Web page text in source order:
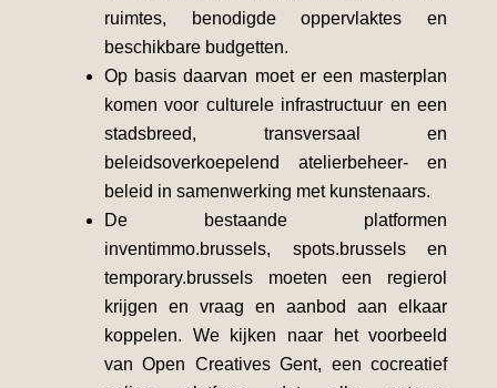
ruimtes, benodigde oppervlaktes en
beschikbare budgetten.
Op basis daarvan moet er een masterplan
komen voor culturele infrastructuur en een
stadsbreed, transversaal en
beleidsoverkoepelend atelierbeheer- en
beleid in samenwerking met kunstenaars.
De bestaande platformen
inventimmo.brussels, spots.brussels en
temporary.brussels moeten een regierol
krijgen en vraag en aanbod aan elkaar
koppelen. We kijken naar het voorbeeld
van Open Creatives Gent, een cocreatief